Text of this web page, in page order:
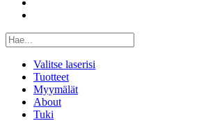
Valitse laserisi
Tuotteet
Myymälät
About
Tuki